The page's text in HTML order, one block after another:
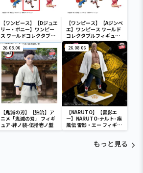
【ワンピース】【Dジュエ
リー・ボニー】ワンピー
ス ワールドコレクタブル
フィギュア-宴1-
【ワンピース】【Aジンベ
エ】ワンピース ワールド
コレクタブルフィギュア-
宴1-
26.08.06
【鬼滅の刃】【狛治】ア
ニメ「鬼滅の刃」 フィギ
ュア-絆ノ装-伍拾壱ノ型
26.08.06
【NARUTO】【雷影エ
ー】NARUTO-ナルト- 疾
風伝 雷影・エー フィギュ
ア～五影集結…!!～
もっと見る